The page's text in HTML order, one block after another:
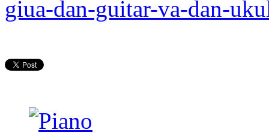
giua-dan-guitar-va-dan-